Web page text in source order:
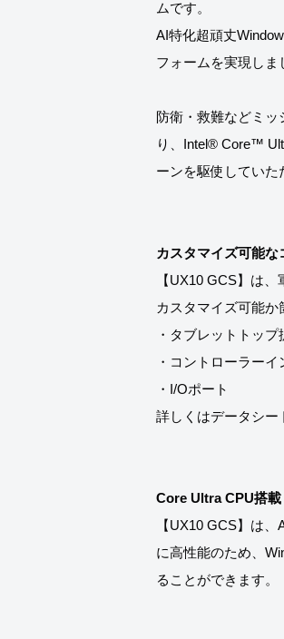
ムです。
AI特化超頑丈
フォームを実現しま
防衛・救難などミ
り、Intel® Core™
ーンを駆使していた
カスタマイズ可能な
【UX10 GCS】は
カスタマイズ可能か
・タブレットトップ
・コントローラーイ
・I/Oポート
詳しくはデータシー
Core Ultra CPU搭載
【UX10 GCS】は
に高性能のため、
ることができます。